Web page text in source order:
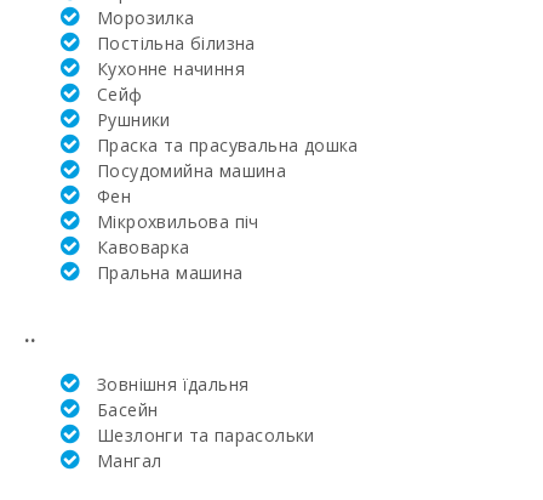
Поле для
гольфа Vall d´Or
Golf (км):
Школа верхової
їзди Son Menut
Академія та
тенісна школа
Рафаэля Надаля
Лікарня в
Клініка Сон
Еспасесс в
Пальма-де-
Майорка (км):
Mорозилка
Постільна білизна
Кухонне начиння
Cейф
Рушники
Праска та прасувальна дошка
Посудомийна машина
Фен
Мікрохвильова піч
Кавоварка
Пральна машина
..
Зовнішня їдальня
Басейн
Шезлонги та парасольки
Mангал